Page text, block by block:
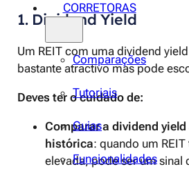
CORRETORAS
Comparações
Tutoriais
Guias
Funcionalidades
1. Dividend Yield
Um REIT com uma dividend
bastante atractivo mas pode
Deves ter o cuidado de:
Comparar a dividend
histórica: quando um
elevada, pode ser um sinal